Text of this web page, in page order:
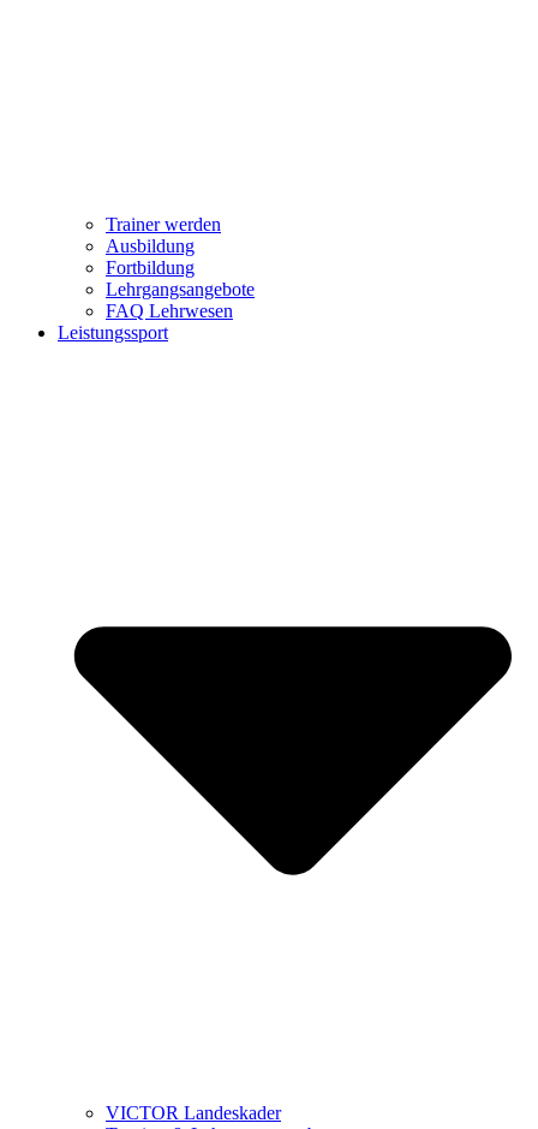
Trainer werden
Ausbildung
Fortbildung
Lehrgangsangebote
FAQ Lehrwesen
Leistungssport
VICTOR Landeskader